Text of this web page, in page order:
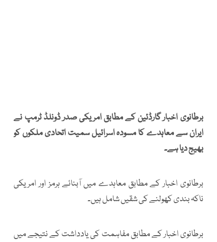
برطانوی اخبار گارڈئین کے مطابق امریکی صدر ڈونلڈ ٹرمپ نے
ایران سے معاہدے کا مسودہ اسرائیل سمیت اتحادی ملکوں کو
بھیج دیا ہے۔
برطانوی اخبار کے مطابق معاہدے میں آبنائے ہرمز اور امریکی
ناکہ بندی کھولنے کی شقیں شامل ہیں۔
برطانوی اخبار کے مطابق مفاہمت کی یادداشت کے نتیجے میں